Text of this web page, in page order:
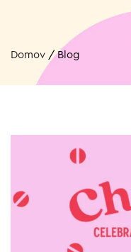
Domov /Blog